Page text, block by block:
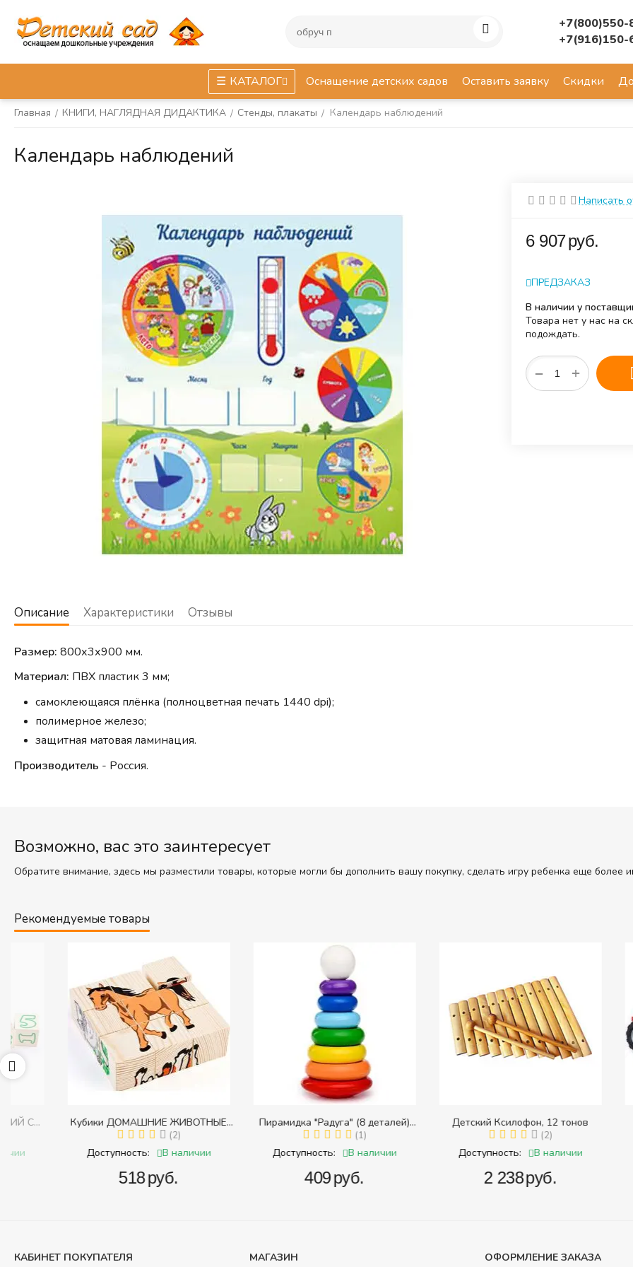
+7(800)550-
+7(916)150-
КАТАЛОГ Оснащение детских садов Оставить заявку Скидки
Главная / КНИГИ, НАГЛЯДНАЯ ДИДАКТИКА / Стенды, плакаты / Календарь наблюдений
Календарь наблюдений
Написать
‍6 907‍руб.
ПРЕДЗАКАЗ
В наличии у
Товара нет у нас на
подождать.
+
−
Описание Характеристики Отзывы
Размер: 800х3х900 мм.
Материал: ПВХ пластик 3 мм;
самоклеющаяся плёнка (полноцветная печать 1440 dpi);
полимерное железо;
защитная матовая ламинация.
Производитель - Россия.
Возможно, вас это заинтересует
Обратите внимание, здесь мы разместили товары, которые могли бы дополнить вашу покупку, сделать игру ребенка еще более
Рекомендуемые товары
Кубики ДОМАШНИЕ ЖИВОТНЫЕ
(Томик) (Набор кубиков разрезных
(складных))
(2)
Доступность: В наличии
руб.
Пирамидка "Радуга" (8 деталей)
(Пирамидка среднего размера)
(1)
Доступность: В наличии
руб.
Детский Ксилофон, 12 тонов
(2)
Доступность: В наличии
руб.
КАБИНЕТ ПОКУПАТЕЛЯ МАГАЗИН ОФОРМЛЕНИЕ ЗАКАЗА